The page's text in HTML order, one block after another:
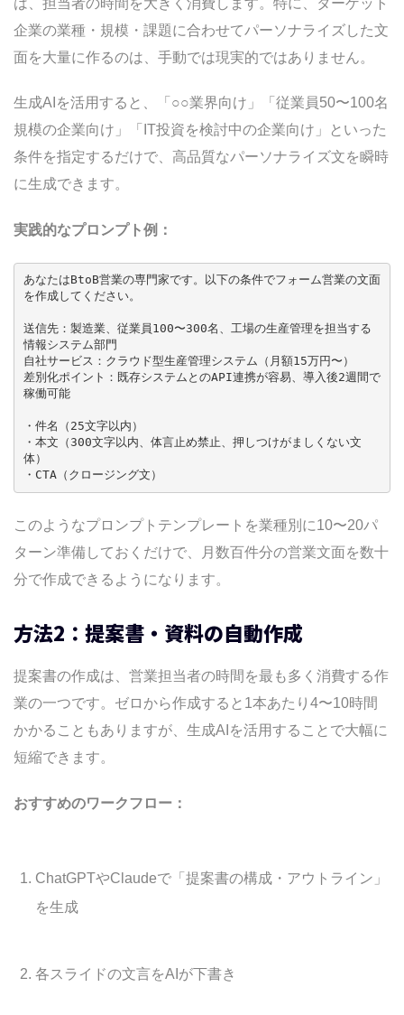
企業の業種・規模・課題に合わせてパーソナライズした文
面を大量に作るのは、手動では現実的ではありません。
生成AIを活用すると、「○○業界向け」「従業員50〜100名
規模の企業向け」「IT投資を検討中の企業向け」といった
条件を指定するだけで、高品質なパーソナライズ文を瞬時
に生成できます。
実践的なプロンプト例：
あなたはBtoB営業の専門家です。以下の条件でフォーム営業の文面
を作成してください。
送信先：製造業、従業員100〜300名、工場の生産管理を担当する
情報システム部門
自社サービス：クラウド型生産管理システム（月額15万円〜）
差別化ポイント：既存システムとのAPI連携が容易、導入後2週間で
稼働可能
・件名（25文字以内）
・本文（300文字以内、体言止め禁止、押しつけがましくない文
体）
このようなプロンプトテンプレートを業種別に10〜20パ
ターン準備しておくだけで、月数百件分の営業文面を数十
分で作成できるようになります。
方法2：提案書・資料の自動作成
提案書の作成は、営業担当者の時間を最も多く消費する作
業の一つです。ゼロから作成すると1本あたり4〜10時間
かかることもありますが、生成AIを活用することで大幅に
短縮できます。
おすすめのワークフロー：
ChatGPTやClaudeで「提案書の構成・アウトライン」
を生成
各スライドの文言をAIが下書き